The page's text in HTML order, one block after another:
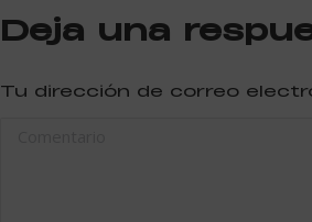
Deja una
Tu dirección de correo